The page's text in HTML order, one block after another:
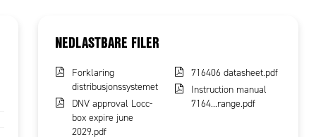
NEDLASTBARE FILER
Forklaring
distribusjonssystemet
DNV approval Locc-
box expire june
2029.pdf
716406 datasheet.pdf
Instruction manual
7164...range.pdf